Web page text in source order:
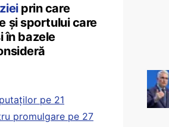
prin care
și sportului care
în bazele
pe 21
promulgare pe 27